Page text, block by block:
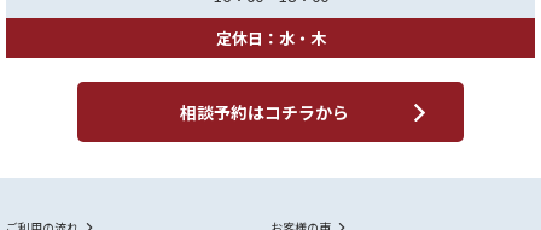
定休日：水・木
相談予約はコチラから